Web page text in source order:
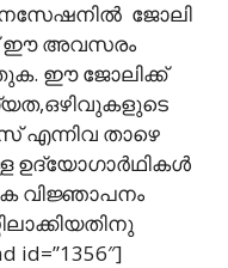
ജോലി
ഈ അവസരം
ഈ ജോലിക്ക്
എന്നിവ താഴെ
ഉദ്യോഗാര്‍ഥികള്‍
വിജ്ഞാപനം